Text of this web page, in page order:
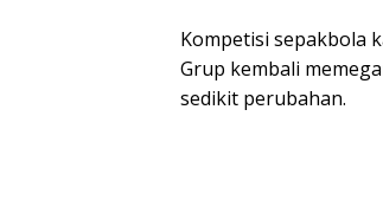
Kompetisi sepakbola
Grup kembali
sedikit perubahan.